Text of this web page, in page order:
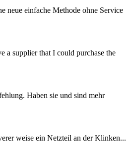
neue einfache Methode ohne Service
a supplier that I could purchase the
Haben sie und sind mehr
weise ein Netzteil an der Klinken...